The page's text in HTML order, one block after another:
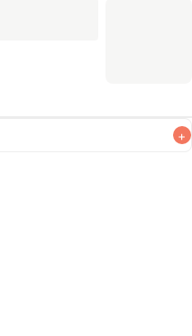
+
。なるべくお早めにお召